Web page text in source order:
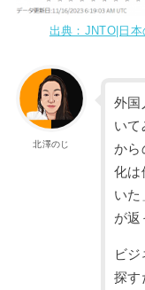
出典：JNTO|日
北澤のじ
外国
いて
から
化は
いた
が返
ビ
探す